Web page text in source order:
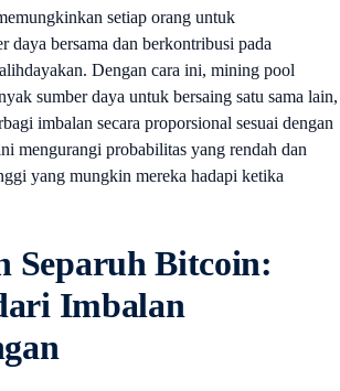
setiap orang untuk
daya bersama dan berkontribusi pada
Dengan cara ini, mining pool
sumber daya untuk bersaing satu sama lain,
imbalan secara proporsional sesuai dengan
mengurangi probabilitas yang rendah dan
yang mungkin mereka hadapi ketika
Separuh Bitcoin:
Imbalan